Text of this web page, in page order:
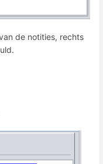
de notities, rechts